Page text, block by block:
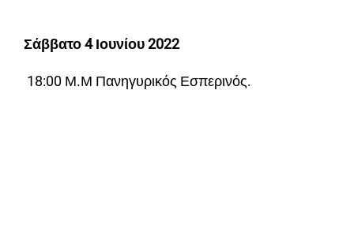
Σάββατο4Ιουνίου2022
18:00 Μ.Μ Πανηγυρικός Εσπερινός.